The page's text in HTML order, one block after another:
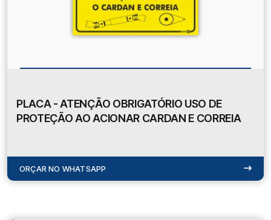
PLACA - ATENÇÃO OBRIGATÓRIO USO DE
PROTEÇÃO AO ACIONAR CARDAN E CORREIA
ORÇAR NO WHATSAPP